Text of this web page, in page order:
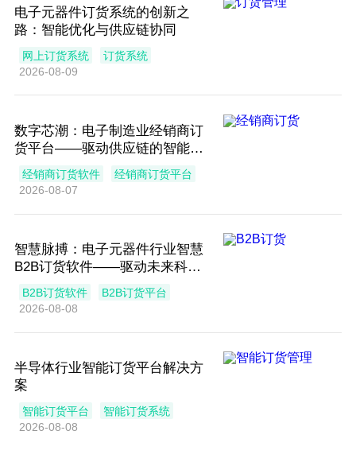
电子元器件订货系统的创新之
路：智能优化与供应链协同
网上订货系统
订货系统
2026-08-09
数字芯潮：电子制造业经销商订
货平台——驱动供应链的智能引
擎
经销商订货软件
经销商订货平台
2026-08-07
智慧脉搏：电子元器件行业智慧
B2B订货软件——驱动未来科技
的引擎
B2B订货软件
B2B订货平台
2026-08-08
半导体行业智能订货平台解决方
案
智能订货平台
智能订货系统
2026-08-08